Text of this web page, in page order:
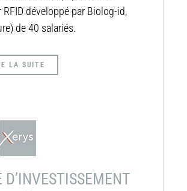
développé par Biolog-id,
de 40 salariés.
LA SUITE
D’INVESTISSEMENT